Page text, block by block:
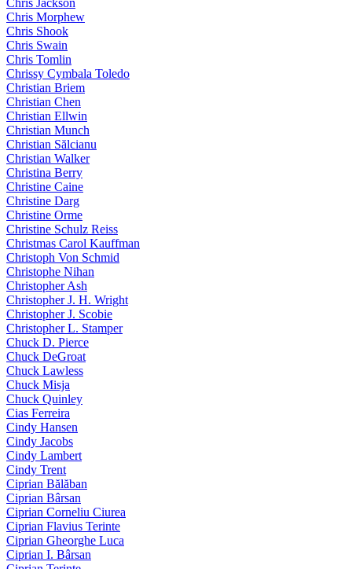
Chris Morphew
Chris Shook
Chris Swain
Chris Tomlin
Chrissy Cymbala Toledo
Christian Briem
Christian Chen
Christian Ellwin
Christian Munch
Christian Sălcianu
Christian Walker
Christina Berry
Christine Caine
Christine Darg
Christine Orme
Christine Schulz Reiss
Christmas Carol Kauffman
Christoph Von Schmid
Christophe Nihan
Christopher Ash
Christopher J. H. Wright
Christopher J. Scobie
Christopher L. Stamper
Chuck D. Pierce
Chuck DeGroat
Chuck Lawless
Chuck Misja
Chuck Quinley
Cias Ferreira
Cindy Hansen
Cindy Jacobs
Cindy Lambert
Cindy Trent
Ciprian Bălăban
Ciprian Bârsan
Ciprian Corneliu Ciurea
Ciprian Flavius Terinte
Ciprian Gheorghe Luca
Ciprian I. Bârsan